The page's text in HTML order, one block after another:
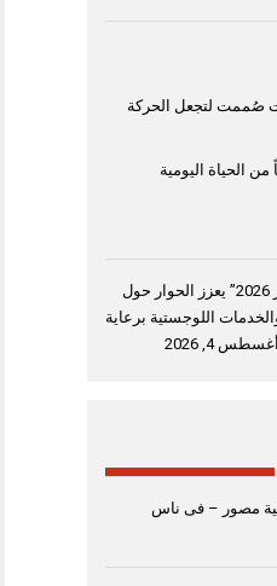
صُممت لتجعل الحركة
من الحياة اليومية
“منتدى الشارقة للاستثمار 2026” يعزز الحوار حول
اللوجستية برعاية
أغسطس 4, 2026
مصور – فى ناس